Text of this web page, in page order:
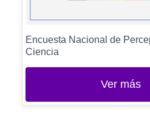
Encuesta Nacional de
Ciencia
Ver más